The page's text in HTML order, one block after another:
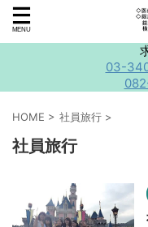
03-
HOME > 社員旅行 >
社員旅行